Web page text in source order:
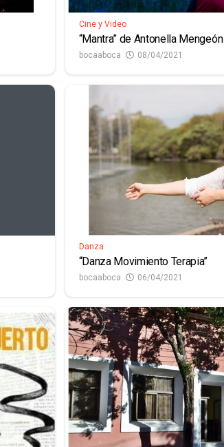
Cine y Video
“Mantra” de Antonella Mengeón
bocaaboca 08/04/2021
Danza
“Danza Movimiento Terapia”
bocaaboca 06/04/2021